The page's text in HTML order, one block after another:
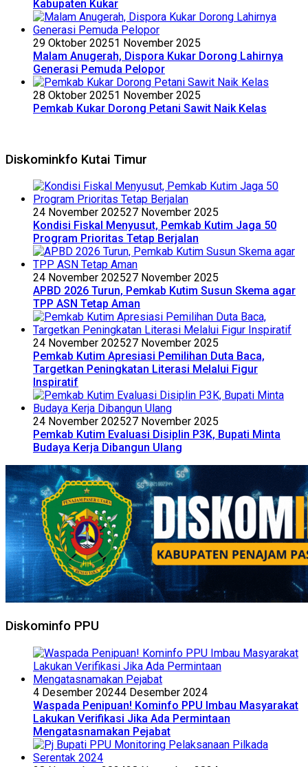
Kabupaten Kukar
29 Oktober 20251 November 2025
Malam Anugerah, Dispora Kukar Dorong Lahirnya
Generasi Pemuda Pelopor
28 Oktober 20251 November 2025
Pemkab Kukar Dorong Petani Sawit Naik Kelas
Diskominkfo Kutai Timur
24 November 202527 November 2025
Kondisi Fiskal Menyusut, Pemkab Kutim Jaga 50
Program Prioritas Tetap Berjalan
24 November 202527 November 2025
APBD 2026 Turun, Pemkab Kutim Susun Skema agar
TPP ASN Tetap Aman
24 November 202527 November 2025
Pemkab Kutim Apresiasi Pemilihan Duta Baca,
Targetkan Peningkatan Literasi Melalui Figur
Inspiratif
24 November 202527 November 2025
Pemkab Kutim Evaluasi Disiplin P3K, Bupati Minta
Budaya Kerja Dibangun Ulang
Diskominfo PPU
4 Desember 20244 Desember 2024
Waspada Penipuan! Kominfo PPU Imbau Masyarakat
Lakukan Verifikasi Jika Ada Permintaan
Mengatasnamakan Pejabat